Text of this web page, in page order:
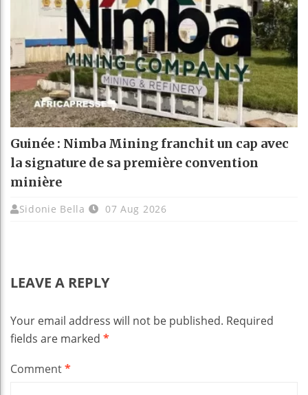
Guinée : Nimba Mining franchit un cap avec
la signature de sa première convention
minière
Sidonie Bella 07 Aug 2026
LEAVE A REPLY
Your email address will not be published. Required
fields are marked *
Comment*